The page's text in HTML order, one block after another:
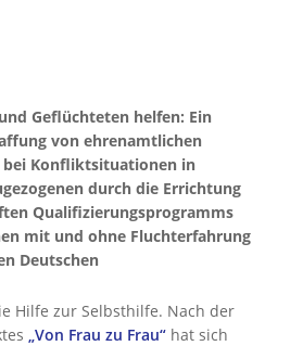
Geflüchteten helfen: Ein
von ehrenamtlichen
Konfliktsituationen in
durch die Errichtung
Qualifizierungsprogramms
mit und ohne Fluchterfahrung
Deutschen
Hilfe zur Selbsthilfe. Nach der
„Von Frau zu Frau“hat sich